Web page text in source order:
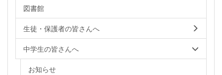
図書館
生徒・保護者の皆さんへ
中学生の皆さんへ
お知らせ